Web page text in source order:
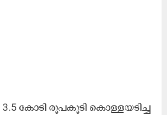
കോ​ടി രൂ​പ​കൂ​ടി കൊ​ള്ള​യ​ടി​ച്ച​